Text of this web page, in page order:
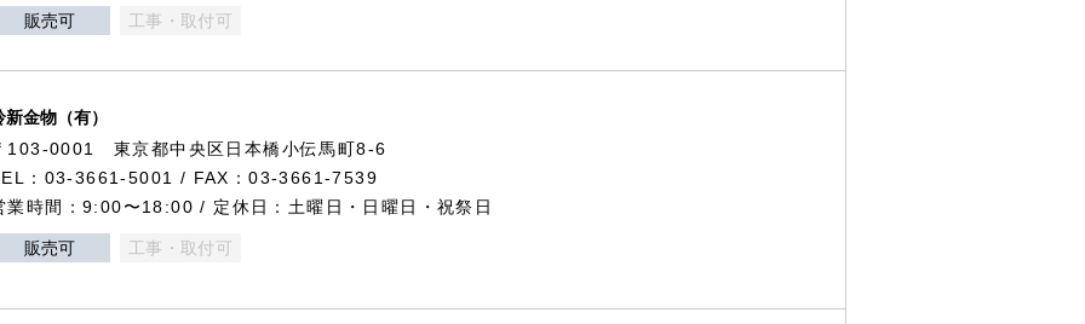
販売可 工事・取付可
新金物（有）
103-0001 東京都中央区日本橋小伝馬町8-6
：03-3661-5001 / FAX：03-3661-7539
業時間：9:00〜18:00 / 定休日：土曜日・日曜日・祝祭日
販売可 工事・取付可